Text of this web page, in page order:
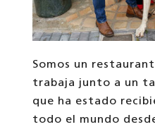
Somos un
trabaja junto a un
que ha estado
todo el mundo